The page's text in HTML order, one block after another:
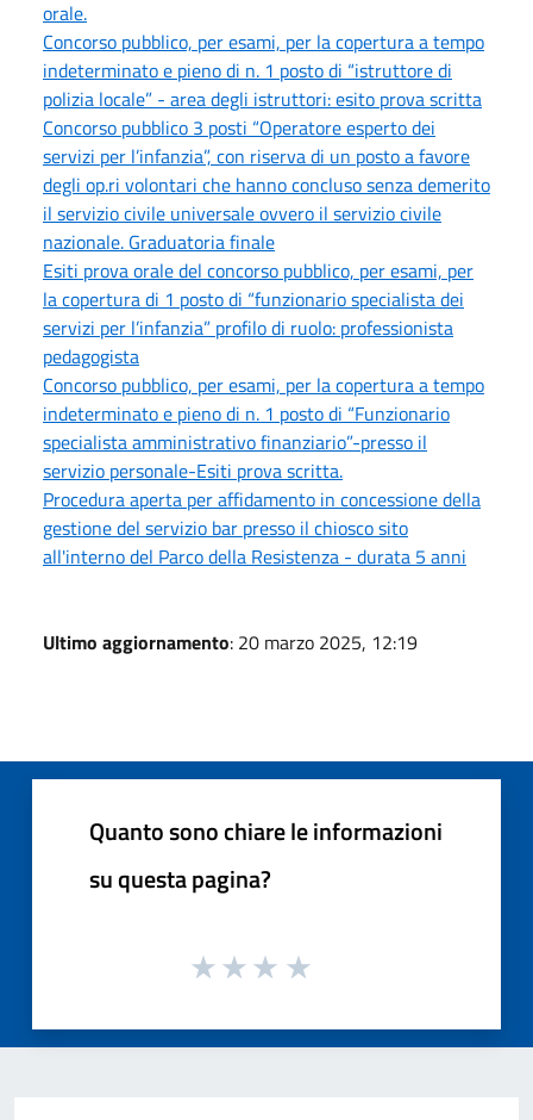
orale.
Concorso pubblico, per esami, per la copertura a tempo
indeterminato e pieno di n. 1 posto di “istruttore di
polizia locale” - area degli istruttori: esito prova scritta
Concorso pubblico 3 posti “Operatore esperto dei
servizi per l’infanzia”, con riserva di un posto a favore
degli op.ri volontari che hanno concluso senza demerito
il servizio civile universale ovvero il servizio civile
nazionale. Graduatoria finale
Esiti prova orale del concorso pubblico, per esami, per
la copertura di 1 posto di “funzionario specialista dei
servizi per l’infanzia” profilo di ruolo: professionista
pedagogista
Concorso pubblico, per esami, per la copertura a tempo
indeterminato e pieno di n. 1 posto di “Funzionario
specialista amministrativo finanziario”-presso il
servizio personale-Esiti prova scritta.
Procedura aperta per affidamento in concessione della
gestione del servizio bar presso il chiosco sito
all'interno del Parco della Resistenza - durata 5 anni
Ultimo aggiornamento: 20 marzo 2025, 12:19
Quanto sono chiare le informazioni
su questa pagina?